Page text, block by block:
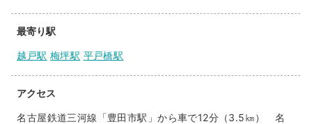
最寄り駅
越戸駅 梅坪駅 平戸橋駅
アクセス
名古屋鉄道三河線「豊田市駅」から車で12分（3.5㎞） 名